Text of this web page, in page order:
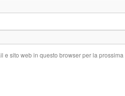
e sito web in questo browser per la